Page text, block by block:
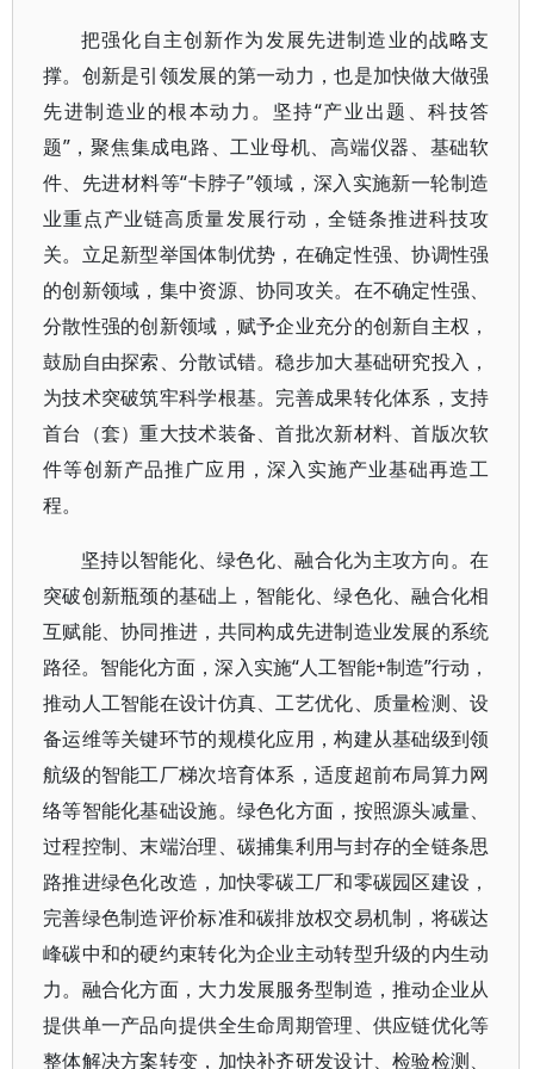
把强化自主创新作为发展先进制造业的战略支
撑。创新是引领发展的第一动力，也是加快做大做强
先进制造业的根本动力。坚持“产业出题、科技答
题”，聚焦集成电路、工业母机、高端仪器、基础软
件、先进材料等“卡脖子”领域，深入实施新一轮制造
业重点产业链高质量发展行动，全链条推进科技攻
关。立足新型举国体制优势，在确定性强、协调性强
的创新领域，集中资源、协同攻关。在不确定性强、
分散性强的创新领域，赋予企业充分的创新自主权，
鼓励自由探索、分散试错。稳步加大基础研究投入，
为技术突破筑牢科学根基。完善成果转化体系，支持
首台（套）重大技术装备、首批次新材料、首版次软
件等创新产品推广应用，深入实施产业基础再造工
程。
坚持以智能化、绿色化、融合化为主攻方向。在
突破创新瓶颈的基础上，智能化、绿色化、融合化相
互赋能、协同推进，共同构成先进制造业发展的系统
路径。智能化方面，深入实施“人工智能+制造”行动，
推动人工智能在设计仿真、工艺优化、质量检测、设
备运维等关键环节的规模化应用，构建从基础级到领
航级的智能工厂梯次培育体系，适度超前布局算力网
络等智能化基础设施。绿色化方面，按照源头减量、
过程控制、末端治理、碳捕集利用与封存的全链条思
路推进绿色化改造，加快零碳工厂和零碳园区建设，
完善绿色制造评价标准和碳排放权交易机制，将碳达
峰碳中和的硬约束转化为企业主动转型升级的内生动
力。融合化方面，大力发展服务型制造，推动企业从
提供单一产品向提供全生命周期管理、供应链优化等
整体解决方案转变，加快补齐研发设计、检验检测、